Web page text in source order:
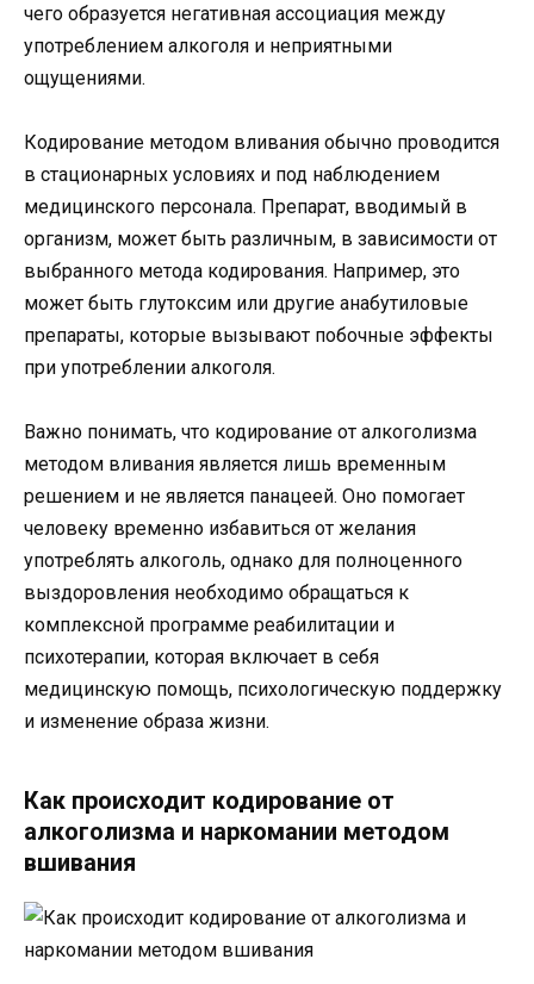
чего образуется негативная ассоциация между
употреблением алкоголя и неприятными
ощущениями.
Кодирование методом вливания обычно проводится
в стационарных условиях и под наблюдением
медицинского персонала. Препарат, вводимый в
организм, может быть различным, в зависимости от
выбранного метода кодирования. Например, это
может быть глутоксим или другие анабутиловые
препараты, которые вызывают побочные эффекты
при употреблении алкоголя.
Важно понимать, что кодирование от алкоголизма
методом вливания является лишь временным
решением и не является панацеей. Оно помогает
человеку временно избавиться от желания
употреблять алкоголь, однако для полноценного
выздоровления необходимо обращаться к
комплексной программе реабилитации и
психотерапии, которая включает в себя
медицинскую помощь, психологическую поддержку
и изменение образа жизни.
Как происходит кодирование от
алкоголизма и наркомании методом
вшивания